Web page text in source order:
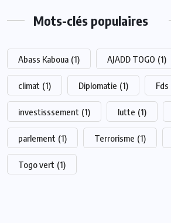
Mots-clés populaires
Abass Kaboua (1) AJADD TOGO (1)
climat (1) Diplomatie (1) Fds
investisssement (1) lutte (1)
parlement (1) Terrorisme (1)
Togo vert (1)